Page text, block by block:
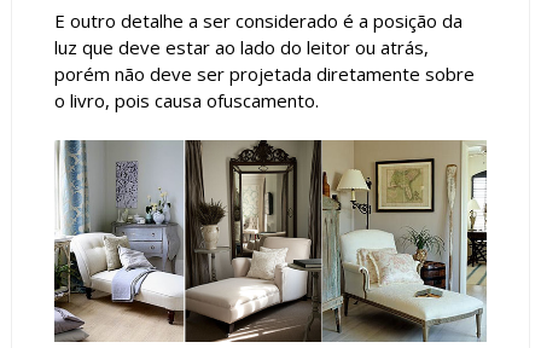
E outro detalhe a ser considerado é a posição da
luz que deve estar ao lado do leitor ou atrás,
porém não deve ser projetada diretamente sobre
o livro, pois causa ofuscamento.